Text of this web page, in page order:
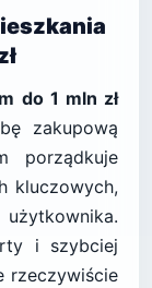
do 1 mln zł
zakupową
porządkuje
kluczowych,
i szybciej
rzeczywiście